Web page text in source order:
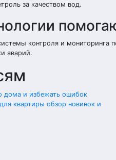
за качеством вод.
контроля и мониторинга
аварий.
дома и избежать ошибок
квартиры обзор новинок и